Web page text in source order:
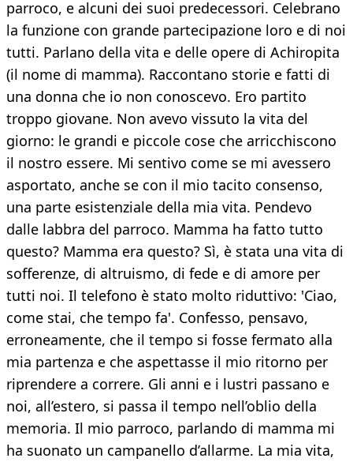
parroco, e alcuni dei suoi predecessori. Celebrano
la funzione con grande partecipazione loro e di noi
tutti. Parlano della vita e delle opere di Achiropita
(il nome di mamma). Raccontano storie e fatti di
una donna che io non conoscevo. Ero partito
troppo giovane. Non avevo vissuto la vita del
giorno: le grandi e piccole cose che arricchiscono
il nostro essere. Mi sentivo come se mi avessero
asportato, anche se con il mio tacito consenso,
una parte esistenziale della mia vita. Pendevo
dalle labbra del parroco. Mamma ha fatto tutto
questo? Mamma era questo? Sì, è stata una vita di
sofferenze, di altruismo, di fede e di amore per
tutti noi. Il telefono è stato molto riduttivo: 'Ciao,
come stai, che tempo fa'. Confesso, pensavo,
erroneamente, che il tempo si fosse fermato alla
mia partenza e che aspettasse il mio ritorno per
riprendere a correre. Gli anni e i lustri passano e
noi, all’estero, si passa il tempo nell’oblio della
memoria. Il mio parroco, parlando di mamma mi
ha suonato un campanello d’allarme. La mia vita,